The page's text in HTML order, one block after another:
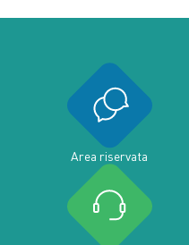
Area riservata